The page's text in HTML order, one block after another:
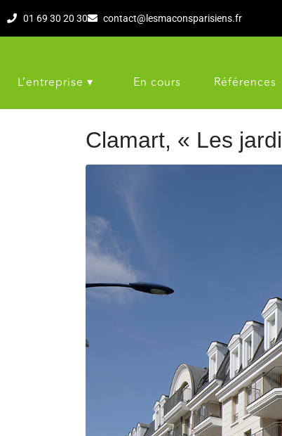
01 69 30 20 30 contact@lesmaconsparisiens.fr
L’entreprise ▾ En cours Références
Clamart, « Les